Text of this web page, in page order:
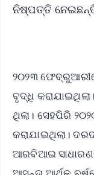
ନିଷ୍ପତ୍ତି
୨୦୨୩
ବୃଦ୍ଧି
ଥିଲା। ସେହପିରି
କରାଯାଇଥିଲା।
ଆରବିଆଇ